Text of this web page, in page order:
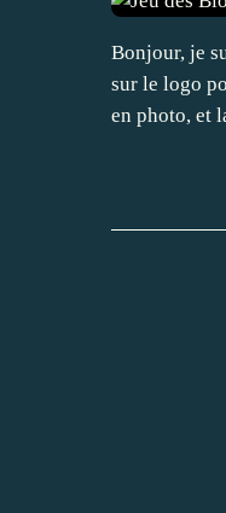
Bonjour, je
sur le logo
en photo, et